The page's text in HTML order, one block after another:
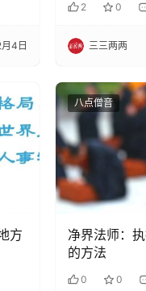
4日
2 0
三三两两
方
八点僧音
净界法师：
的方法
0 0